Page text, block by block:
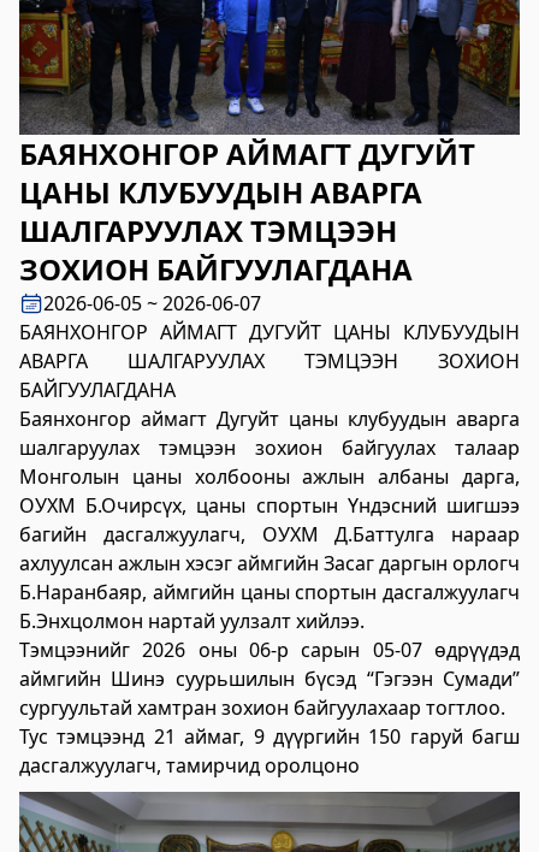
2023-06-06 14:53:59
Дэлгэрэнгүй
Булган аймгийн Нийгмийн даатгалын
хэлтэс
Дэлгэрэнгүй
Өвөрхангай аймгийн цагдаагийн газар
2023-06-06 14:46:41
Дэлгэрэнгүй
Булган аймгийн Засаг Даргын Тамгын
газар
2023-06-06 14:41:13
Дэлгэрэнгүй
Дорноговь аймаг дахь Төрийн цахим
үйлчилгээний "ХУРДАН" төв
2023-06-06 13:37:31
Дэлгэрэнгүй
Говьсүмбэр аймаг дахь Төрийн цахим
үйлчилгээний хэлтэс
2023-06-05 22:55:03
Дэлгэрэнгүй
Хөдөлмөр, халамжийн үйлчилгээний
БАЯНХОНГОР АЙМАГТ ДУГУЙТ
ЦАНЫ КЛУБУУДЫН АВАРГА
ШАЛГАРУУЛАХ ТЭМЦЭЭН
ЗОХИОН БАЙГУУЛАГДАНА
2026-06-05 ~ 2026-06-07
БАЯНХОНГОР АЙМАГТ ДУГУЙТ ЦАНЫ КЛУБУУДЫН
АВАРГА ШАЛГАРУУЛАХ ТЭМЦЭЭН ЗОХИОН
БАЙГУУЛАГДАНА
Баянхонгор аймагт Дугуйт цаны клубуудын аварга
шалгаруулах тэмцээн зохион байгуулах талаар
Монголын цаны холбооны ажлын албаны дарга,
ОУХМ Б.Очирсүх, цаны спортын Үндэсний шигшээ
багийн дасгалжуулагч, ОУХМ Д.Баттулга нараар
ахлуулсан ажлын хэсэг аймгийн Засаг даргын орлогч
Б.Наранбаяр, аймгийн цаны спортын дасгалжуулагч
Б.Энхцолмон нартай уулзалт хийлээ.
Тэмцээнийг 2026 оны 06-р сарын 05-07 өдрүүдэд
аймгийн Шинэ суурьшилын бүсэд “Гэгээн Сумади”
сургуультай хамтран зохион байгуулахаар тогтлоо.
Тус тэмцээнд 21 аймаг, 9 дүүргийн 150 гаруй багш
дасгалжуулагч, тамирчид оролцоно